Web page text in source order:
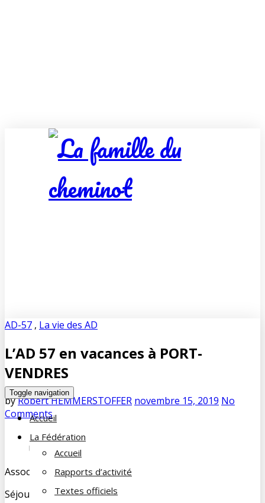
Toggle navigation
Accueil
La Fédération
Accueil
Rapports d’activité
Textes officiels
AD-57 , La vie des AD
L’AD 57 en vacances à PORT-
VENDRES
byRobert HEMMERSTOFFER novembre 15, 2019 No
Comments
Une partie des vacanciers de l’AD 57
Association Départementale de la Moselle (AD 57)
Séjour à PORT-VENDRES